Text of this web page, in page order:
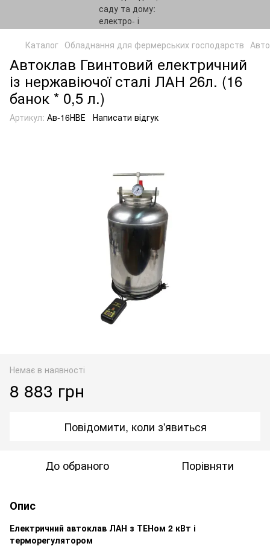
Каталог Обладнання для фермерських господарств
Автоклав Гвинтовий електричний
із нержавіючої сталі ЛАН 26л. (16
банок * 0,5 л.)
Артикул: Ав-16НВЕ Написати відгук
Немає в наявності
8 883 грн
Повідомити, коли з'явиться
До обраного Порівняти
Опис
Електричний автоклав ЛАН з ТЕНом 2 кВт і
терморегулятором